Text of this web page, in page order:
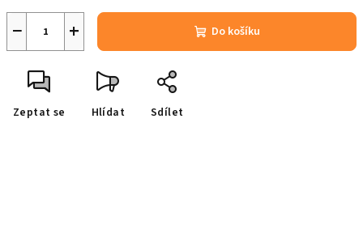
+
− Do košíku
Zeptat se Hlídat Sdílet